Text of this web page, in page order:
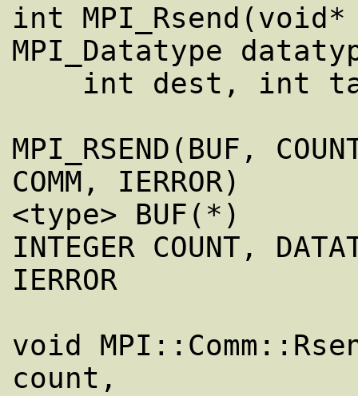
int
MPI_Datatype
MPI_RSEND(BUF,
COMM, IERROR)
<type> BUF(*)
INTEGER COUNT,
IERROR
void
count,